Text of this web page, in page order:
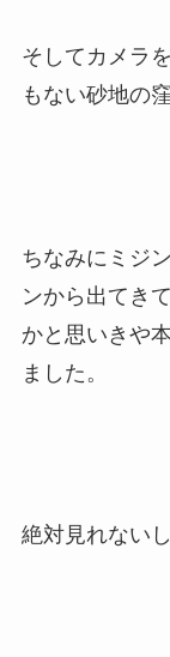
そしてカメラ
もない砂地の
ちなみにミジ
ンから出てき
かと思いきや
ました。
絶対見れないし